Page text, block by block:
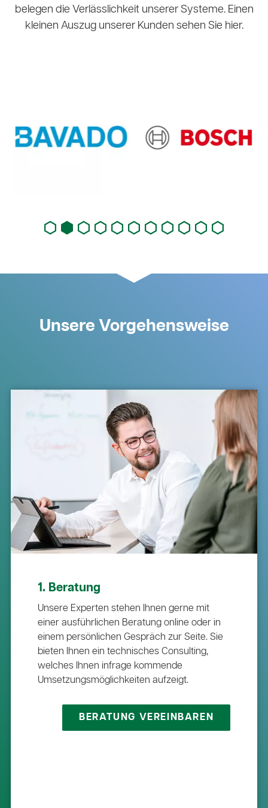
belegen die Verlässlichkeit unserer Systeme. Einen
kleinen Auszug unserer Kunden sehen Sie hier.
Unsere Vorgehensweise
1. Beratung
Unsere Experten stehen Ihnen gerne mit
einer ausführlichen Beratung online oder in
einem persönlichen Gespräch zur Seite. Sie
bieten Ihnen ein technisches Consulting,
welches Ihnen infrage kommende
Umsetzungsmöglichkeiten aufzeigt.
BERATUNG VEREINBAREN